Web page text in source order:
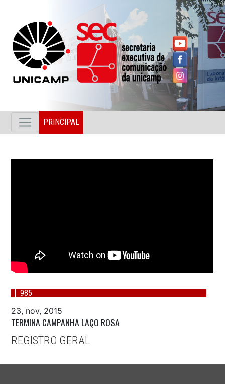
PRINCIPAL
985
23, nov, 2015
TERMINA CAMPANHA LAÇO ROSA
REGISTRO GERAL